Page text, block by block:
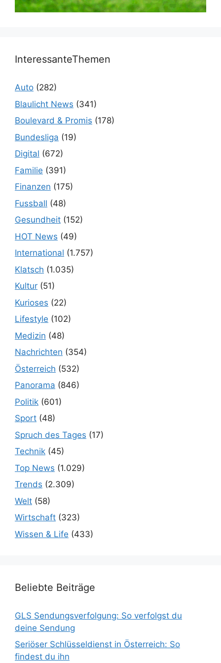
InteressanteThemen
Auto (282)
Blaulicht News (341)
Boulevard & Promis (178)
Bundesliga (19)
Digital (672)
Familie (391)
Finanzen (175)
Fussball (48)
Gesundheit (152)
HOT News (49)
International (1.757)
Klatsch (1.035)
Kultur (51)
Kurioses (22)
Lifestyle (102)
Medizin (48)
Nachrichten (354)
Österreich (532)
Panorama (846)
Politik (601)
Sport (48)
Spruch des Tages (17)
Technik (45)
Top News (1.029)
Trends (2.309)
Welt (58)
Wirtschaft (323)
Wissen & Life (433)
Beliebte Beiträge
GLS Sendungsverfolgung: So verfolgst du
deine Sendung
Seriöser Schlüsseldienst in Österreich: So
findest du ihn